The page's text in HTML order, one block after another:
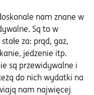
nam znane w
Są to w
za: prąd, gaz,
jedzenie itp.
są przewidywalne i
do nich wydatki na
nam najwięcej